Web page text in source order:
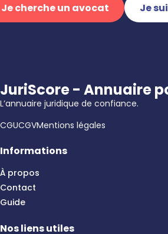
Je cherche un avocat
Je
JuriScore - Annuaire
L’annuaire juridique de confiance.
CGUCGVMentions légales
Informations
À propos
Contact
Guide
Nos liens utiles